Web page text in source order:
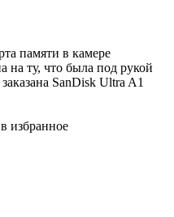
памяти в камере
на ту, что была под рукой
SanDisk Ultra A1
избранное